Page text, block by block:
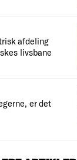
afdeling
livsbane
er det